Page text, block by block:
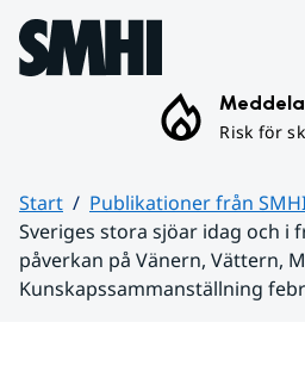
Hoppa till sidans innehåll
Risk för
Start
Publikationer från
Sveriges stora sjöar idag och i
påverkan på Vänern, Vättern,
Kunskapssammanställning